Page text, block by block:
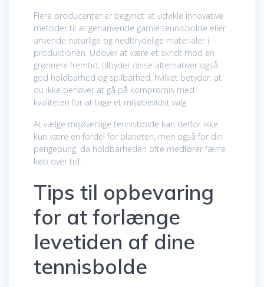
Flere producenter er begyndt at udvikle innovative
metoder til at genanvende gamle tennisbolde eller
anvende naturlige og nedbrydelige materialer i
produktionen. Udover at være et skridt mod en
grønnere fremtid, tilbyder disse alternativer også
god holdbarhed og spilbarhed, hvilket betyder, at
du ikke behøver at gå på kompromis med
kvaliteten for at tage et miljøbevidst valg.
At vælge miljøvenlige tennisbolde kan derfor ikke
kun være en fordel for planeten, men også for din
pengepung, da holdbarheden ofte medfører færre
køb over tid.
Tips til opbevaring
for at forlænge
levetiden af dine
tennisbolde